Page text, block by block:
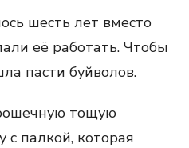
шесть лет вместо
её работать. Чтобы
пасти буйволов.
тощую
палкой, которая